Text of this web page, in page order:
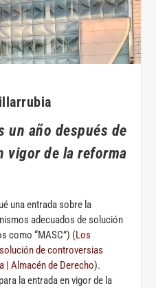
un año después de
vigor de la reforma
una entrada sobre la
adecuados de solución
como “MASC”) (Los
de controversias
| Almacén de Derecho).
la entrada en vigor de la